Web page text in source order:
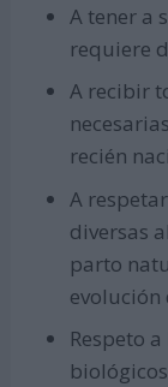
A tener a
requiere
A recibir
recién
A
diversas
parto
evolución
Respeto